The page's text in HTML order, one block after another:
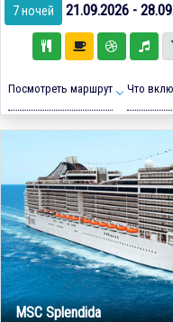
7 ночей 21.09.2026 -
Посмотреть маршрут Что
MSC Splendida